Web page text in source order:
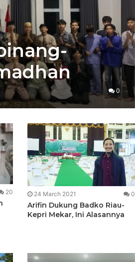
0
20 24 March 2021 0
Arifin Dukung Badko Riau-
Kepri Mekar, Ini Alasannya